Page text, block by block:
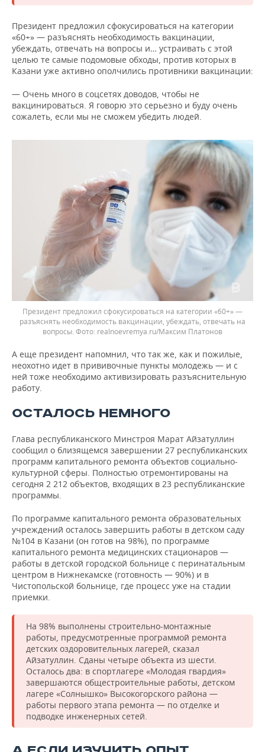
Президент предложил сфокусироваться на категории
«60+» — разъяснять необходимость вакцинации,
убеждать, отвечать на вопросы и… устраивать с этой
целью те самые подомовые обходы, против которых в
Казани уже активно ополчились противники вакцинации:
— Очень много в соцсетях доводов, чтобы не
вакцинироваться. Я говорю это серьезно и буду очень
сожалеть, если мы не сможем убедить людей.
Президент предложил сфокусироваться на категории «60+» —
разъяснять необходимость вакцинации, убеждать, отвечать на
вопросы.
realnoevremya.ru/Максим Платонов
А еще президент напомнил, что так же, как и пожилые,
неохотно идет в прививочные пункты молодежь — и с
ней тоже необходимо активизировать разъяснительную
работу.
ОСТАЛОСЬ НЕМНОГО
Глава республиканского Минстроя Марат Айзатуллин
сообщил о близящемся завершении 27 республиканских
программ капитального ремонта объектов социально-
культурной сферы. Полностью отремонтированы на
сегодня 2 212 объектов, входящих в 23 республиканские
программы.
По программе капитального ремонта образовательных
учреждений осталось завершить работы в детском саду
№104 в Казани (он готов на 98%), по программе
капитального ремонта медицинских стационаров —
работы в детской городской больнице с перинатальным
центром в Нижнекамске (готовность — 90%) и в
Чистопольской больнице, где процесс уже на стадии
приемки.
На 98% выполнены строительно-монтажные
работы, предусмотренные программой ремонта
детских оздоровительных лагерей, сказал
Айзатуллин. Сданы четыре объекта из шести.
Осталось два: в спортлагере «Молодая гвардия»
завершаются общестроительные работы, детском
лагере «Солнышко» Высокогорского района —
работы первого этапа ремонта — по отделке и
подводке инженерных сетей.